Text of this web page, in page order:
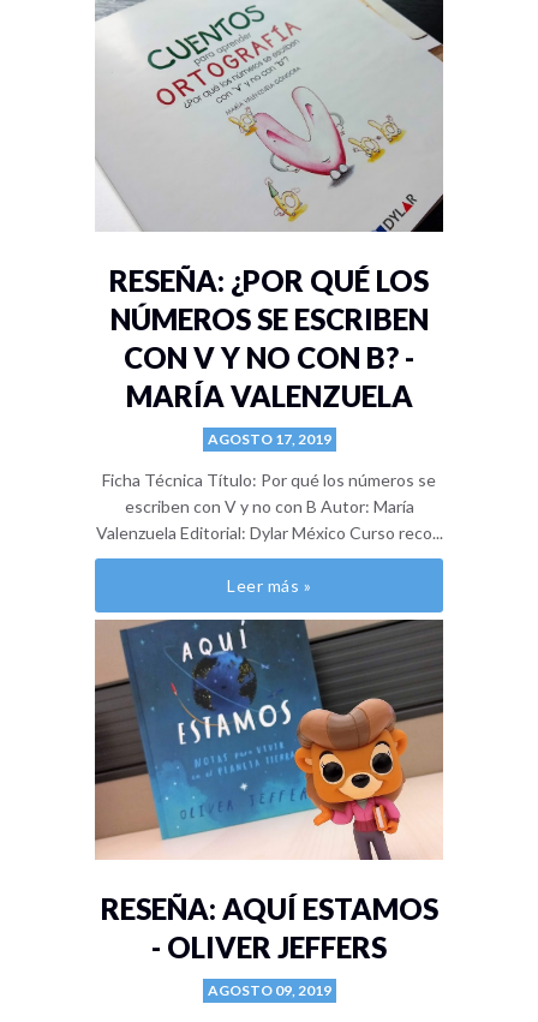
RESEÑA: ¿POR QUÉ LOS
NÚMEROS SE ESCRIBEN
CON V Y NO CON B? -
MARÍA VALENZUELA
AGOSTO 17, 2019
Ficha Técnica Título: Por qué los números se
escriben con V y no con B Autor: María
Valenzuela Editorial: Dylar México Curso reco...
Leer más »
RESEÑA: AQUÍ ESTAMOS
- OLIVER JEFFERS
AGOSTO 09, 2019